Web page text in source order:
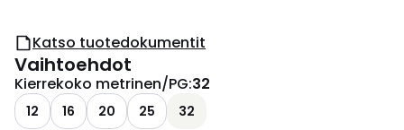
Katso tuotedokumentit
Vaihtoehdot
Kierrekoko metrinen/PG:32
12 16 20 25 32